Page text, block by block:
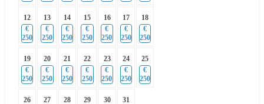
12
€
250
13
€
250
14
€
250
15
€
250
16
€
250
17
€
250
18
€
250
19
€
250
20
€
250
21
€
250
22
€
250
23
€
250
24
€
250
25
€
250
26
27
28
29
30
31